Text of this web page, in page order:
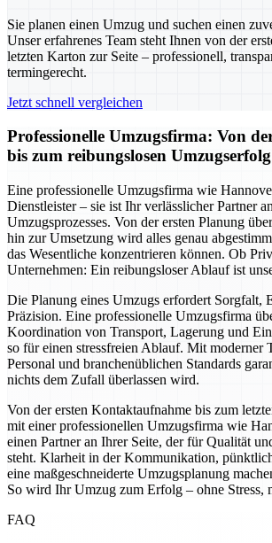
Sie planen einen Umzug und suchen einen
Unser erfahrenes Team steht Ihnen von der
letzten Karton zur Seite – professionell,
termingerecht.
Jetzt schnell vergleichen
Professionelle Umzugsfirma: Von
bis zum reibungslosen Umzugserfolg
Eine professionelle Umzugsfirma wie
Dienstleister – sie ist Ihr verlässlicher Partner
Umzugsprozesses. Von der ersten Planung
hin zur Umsetzung wird alles genau
das Wesentliche konzentrieren können. Ob
Unternehmen: Ein reibungsloser Ablauf ist
Die Planung eines Umzugs erfordert Sorgfalt,
Präzision. Eine professionelle Umzugsfirma
Koordination von Transport, Lagerung und
so für einen stressfreien Ablauf. Mit moderner
Personal und branchenüblichen Standards
nichts dem Zufall überlassen wird.
Von der ersten Kontaktaufnahme bis zum
mit einer professionellen Umzugsfirma wie
einen Partner an Ihrer Seite, der für Qualität
steht. Klarheit in der Kommunikation,
eine maßgeschneiderte Umzugsplanung
So wird Ihr Umzug zum Erfolg – ohne Stress,
FAQ